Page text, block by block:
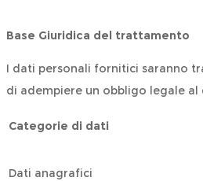
Base Giuridica del trattamento
I dati personali fornitici saranno
di adempiere un obbligo legale
Categorie di dati
Dati anagrafici